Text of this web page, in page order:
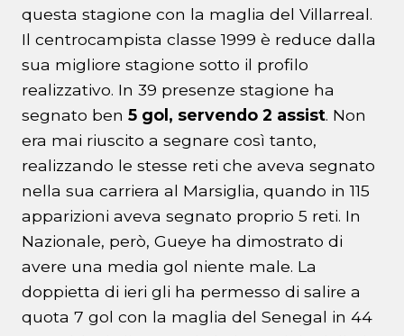
questa stagione con la maglia del Villarreal.
Il centrocampista classe 1999 è reduce dalla
sua migliore stagione sotto il profilo
realizzativo. In 39 presenze stagione ha
segnato ben 5 gol, servendo 2 assist. Non
era mai riuscito a segnare così tanto,
realizzando le stesse reti che aveva segnato
nella sua carriera al Marsiglia, quando in 115
apparizioni aveva segnato proprio 5 reti. In
Nazionale, però, Gueye ha dimostrato di
avere una media gol niente male. La
doppietta di ieri gli ha permesso di salire a
quota 7 gol con la maglia del Senegal in 44